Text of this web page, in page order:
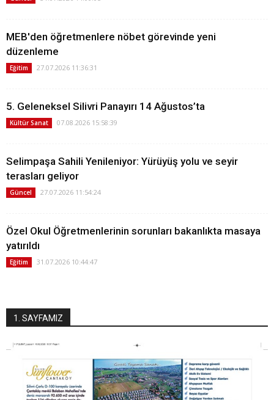
MEB'den öğretmenlere nöbet görevinde yeni
düzenleme
Eğitim 27.07.2026 11:36:31
5. Geleneksel Silivri Panayırı 14 Ağustos’ta
Kültür Sanat 07.08.2026 15:58:39
Selimpaşa Sahili Yenileniyor: Yürüyüş yolu ve seyir
terasları geliyor
Güncel 27.07.2026 11:54:24
Özel Okul Öğretmenlerinin sorunları bakanlıkta masaya
yatırıldı
Eğitim 31.07.2026 10:44:47
1. SAYFAMIZ